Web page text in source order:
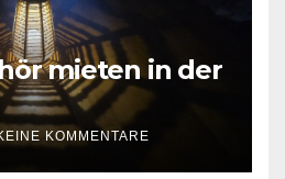
mieten in der
KOMMENTARE